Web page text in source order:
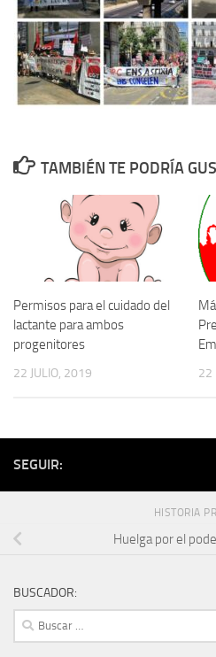
TAMBIÉN TE PODRÍA
Permisos para el cuidado del
lactante para ambos
progenitores
22 JULIO, 2019 22
SEGUIR:
HISTORIA
Huelga por el
BUSCADOR:
Buscar: